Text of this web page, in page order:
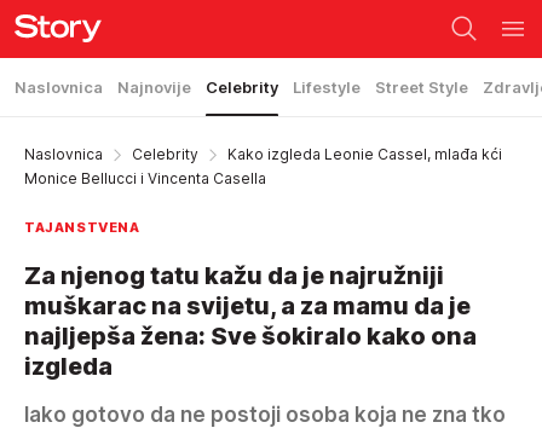
Naslovnica Najnovije Celebrity Lifestyle Street Style
Naslovnica Celebrity
Kako izgleda Leonie Cassel, mlađa kći
Monice Bellucci i Vincenta Casella
TAJANSTVENA
Za njenog tatu kažu da je najružniji
muškarac na svijetu, a za mamu da je
najljepša žena: Sve šokiralo kako ona
izgleda
Iako gotovo da ne postoji osoba koja ne zna tko